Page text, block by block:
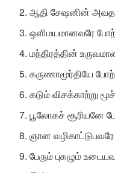
ஆதி சேஷனின்
ஒளிமயமானவரே
மந்திரத்தின்
கருணாமூர்தியே
கடும் விசக்காற்று
பூலோகச் சூரியனே
ஞான
பேரும் புகழும்